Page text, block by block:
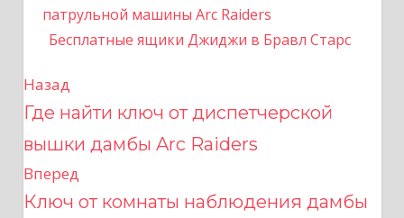
патрульной машины Arc Raiders
Бесплатные ящики Джиджи в Бравл Старс
Н
а
в
и
Назад
Где найти ключ от диспетчерской
вышки дамбы Arc Raiders
Вперед
Ключ от комнаты наблюдения дамбы